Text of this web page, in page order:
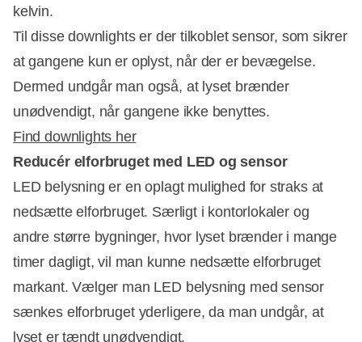
kelvin.
Til disse downlights er der tilkoblet sensor, som sikrer
at gangene kun er oplyst, når der er bevægelse.
Dermed undgår man også, at lyset brænder
unødvendigt, når gangene ikke benyttes.
Find downlights her
Reducér elforbruget med LED og sensor
LED belysning er en oplagt mulighed for straks at
nedsætte elforbruget. Særligt i kontorlokaler og
andre større bygninger, hvor lyset brænder i mange
timer dagligt, vil man kunne nedsætte elforbruget
markant. Vælger man LED belysning med sensor
sænkes elforbruget yderligere, da man undgår, at
lyset er tændt unødvendigt.